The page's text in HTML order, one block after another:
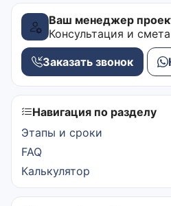
Ваш менеджер
Консультация и
Заказать звонок
Навигация по разделу
Этапы и сроки
FAQ
Калькулятор